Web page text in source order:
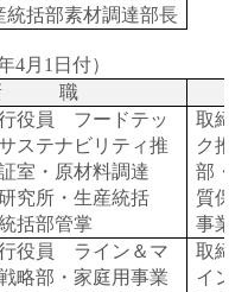
統括部素材調達部長
4月 1 日付）
職
役員 フードテッ
ステナビリティ推
室・原材料調達
究所・生産統括
括部管掌
取締
ク推
部・
質保
事業
役員 ライン＆マ
略部・家庭用事業
取締
イン